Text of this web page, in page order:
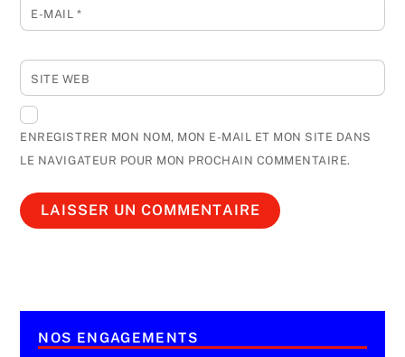
E-MAIL *
SITE WEB
ENREGISTRER MON NOM, MON E-MAIL ET MON SITE DANS
LE NAVIGATEUR POUR MON PROCHAIN COMMENTAIRE.
NOS ENGAGEMENTS